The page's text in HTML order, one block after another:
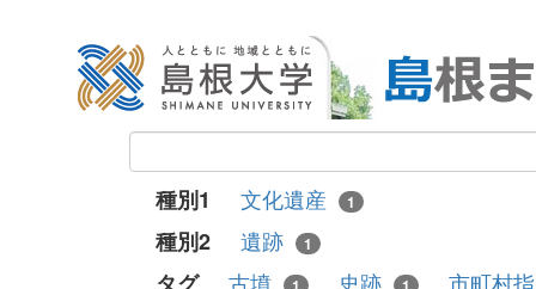
種別1 文化遺産 1
種別2 遺跡 1
古墳 史跡
市町村